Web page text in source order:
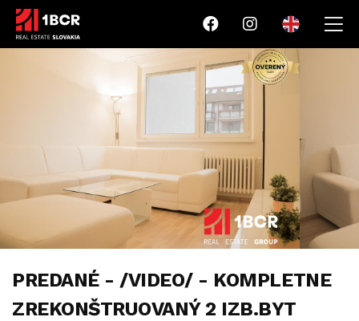
PREDANÉ - /VIDEO/ - KOMPLETNE
ZREKONŠTRUOVANÝ 2 IZB.BYT